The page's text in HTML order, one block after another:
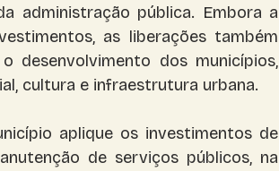
administração pública. Embora a
as liberações também
desenvolvimento dos municípios,
cultura e infraestrutura urbana.
aplique os investimentos de
de serviços públicos, na